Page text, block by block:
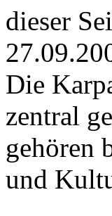
dieser
Die
zentral
gehören
und